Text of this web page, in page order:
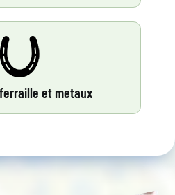
et metaux